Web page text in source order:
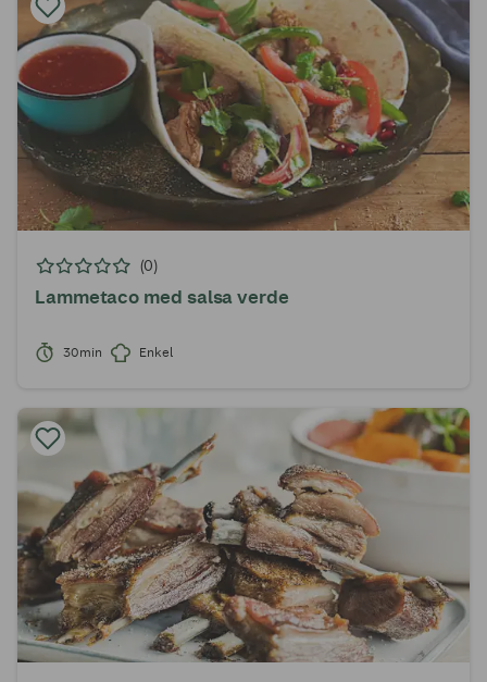
(0)
Lammetaco med salsa verde
30min Enkel